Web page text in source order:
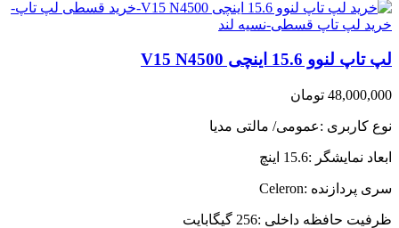
لپ تاپ لنوو 15.6 اینچی V15 N4500
48,000,000 تومان
نوع کاربری :عمومی/ مالتی مدیا
ابعاد نمایشگر :15.6 اینچ
سری پردازنده :Celeron
ظرفیت حافظه داخلی :256 گیگابایت